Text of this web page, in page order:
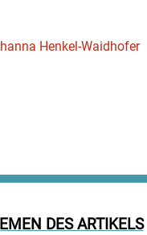
DES ARTIKELS
Henkel-Waidhofer